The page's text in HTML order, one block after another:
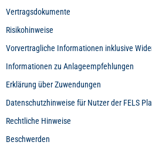
Vertragsdokumente
Risikohinweise
Vorvertragliche Informationen inklusive
Informationen zu Anlageempfehlungen
Erklärung über Zuwendungen
Datenschutzhinweise für Nutzer der FELS
Rechtliche Hinweise
Beschwerden